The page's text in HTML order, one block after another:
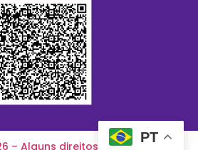
– Alguns direitos reservados
PT